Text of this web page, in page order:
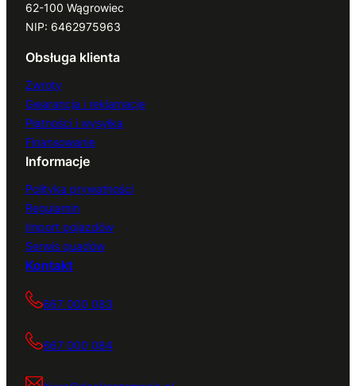
62-100 Wągrowiec
NIP: 6462975963
Obsługa klienta
Zwroty
Gwarancja i reklamacje
Płatności i wysyłka
Finansowanie
Informacje
Polityka prywatności
Regulamin
Import pojazdów
Serwis quadów
Kontakt
667 000 083
667 000 084